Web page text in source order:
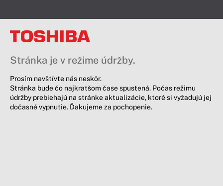
Stránka je v režime údržby.
Prosím navštívte nás neskôr.
Stránka bude čo najkratšom čase spustená. Počas režimu
údržby prebiehajú na stránke aktualizácie, ktoré si vyžadujú jej
dočasné vypnutie. Ďakujeme za pochopenie.